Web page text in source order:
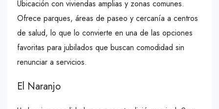
Ubicación con viviendas amplias y zonas comunes.
Ofrece parques, áreas de paseo y cercanía a centros
de salud, lo que lo convierte en una de las opciones
favoritas para jubilados que buscan comodidad sin
renunciar a servicios.
El Naranjo